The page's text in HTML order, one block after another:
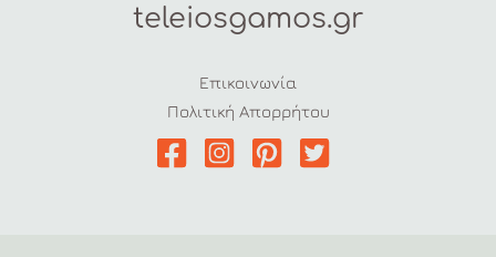
teleiosgamos.gr
Επικοινωνία
Πολιτική Απορρήτου